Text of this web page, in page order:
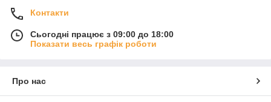
Контакти
Сьогодні працює з 09:00 до 18:00
Показати весь графік роботи
Про нас